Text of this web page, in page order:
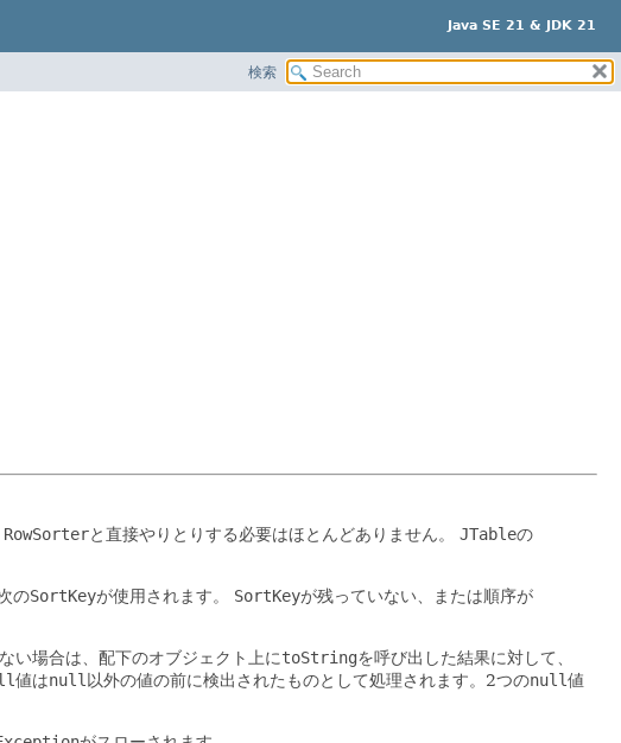
Java SE 21 & JDK 21
検索
RowSorterと直接やりとりする必要はほとんどありません。 JTableの
のSortKeyが使用されます。 SortKeyが残っていない、または順序が
い場合は、配下のオブジェクト上にtoStringを呼び出した結果に対して、
値はnull 以外の値の前に検出されたものとして処理されます。2つのnull値